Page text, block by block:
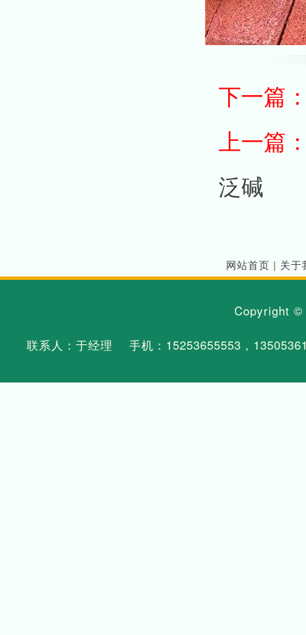
下一篇
上一篇
泛碱
网站首页 | 关于
Copyright
联系人：于经理 手机： 15253655553 ，